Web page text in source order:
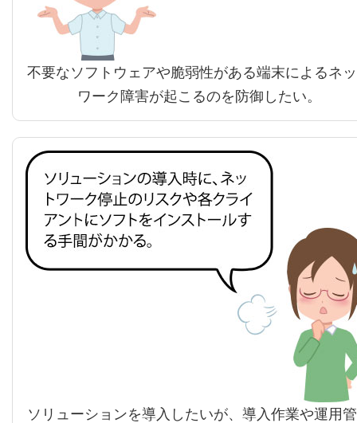
不要なソフトウェアや脆弱性がある端末によるネ
ワーク障害が起こるのを防御したい。
ソリューションを導入したいが、導入作業や運用